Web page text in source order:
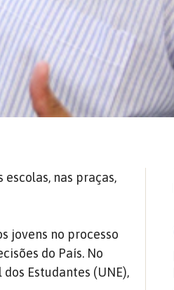
nas praças,
jovens no processo
do País. No
Estudantes (UNE),